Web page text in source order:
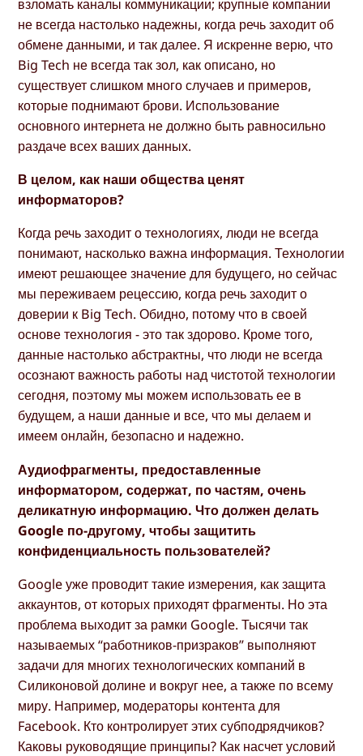
взломать каналы коммуникации; крупные компании
не всегда настолько надежны, когда речь заходит об
обмене данными, и так далее. Я искренне верю, что
Big Tech не всегда так зол, как описано, но
существует слишком много случаев и примеров,
которые поднимают брови. Использование
основного интернета не должно быть равносильно
раздаче всех ваших данных.
В целом, как наши общества ценят
информаторов?
Когда речь заходит о технологиях, люди не всегда
понимают, насколько важна информация. Технологии
имеют решающее значение для будущего, но сейчас
мы переживаем рецессию, когда речь заходит о
доверии к Big Tech. Обидно, потому что в своей
основе технология - это так здорово. Кроме того,
данные настолько абстрактны, что люди не всегда
осознают важность работы над чистотой технологии
сегодня, поэтому мы можем использовать ее в
будущем, а наши данные и все, что мы делаем и
имеем онлайн, безопасно и надежно.
Аудиофрагменты, предоставленные
информатором, содержат, по частям, очень
деликатную информацию. Что должен делать
Google по-другому, чтобы защитить
конфиденциальность пользователей?
Google уже проводит такие измерения, как защита
аккаунтов, от которых приходят фрагменты. Но эта
проблема выходит за рамки Google. Тысячи так
называемых “работников-призраков” выполняют
задачи для многих технологических компаний в
Силиконовой долине и вокруг нее, а также по всему
миру. Например, модераторы контента для
Facebook. Кто контролирует этих субподрядчиков?
Каковы руководящие принципы? Как насчет условий